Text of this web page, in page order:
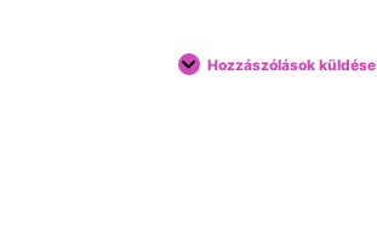
Hozzászólások küldése